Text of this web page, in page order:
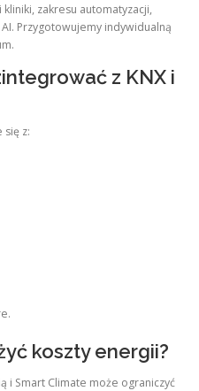
zakresu automatyzacji,
Przygotowujemy indywidualną
z KNX i
się z:
koszty energii?
i Smart Climate może ograniczyć